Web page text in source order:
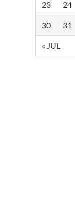
23 24
30 31
« JUL